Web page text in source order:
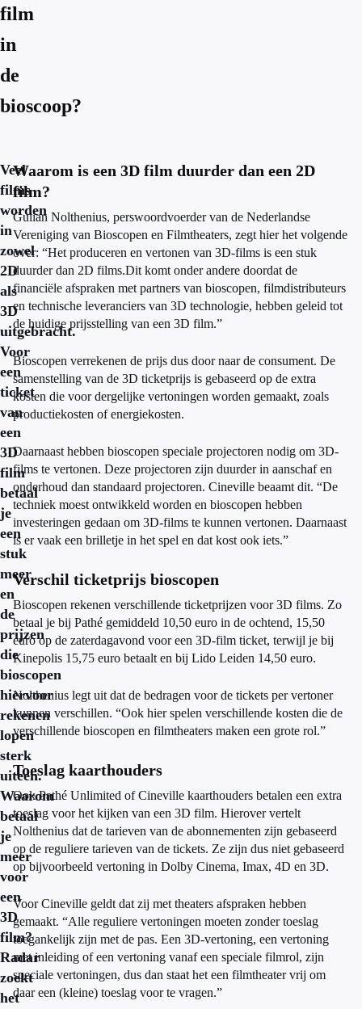
film
in
de
bioscoop?
Veel
films
worden
in
zowel
2D
als
3D
uitgebracht.
Voor
een
ticket
van
een
3D
film
betaal
je
een
stuk
meer
en
de
prijzen
die
bioscopen
hiervoor
rekenen
lopen
sterk
uiteen.
Waarom
betaal
je
meer
voor
een
3D
film?
Radar
zoekt
het
Waarom is een 3D film duurder dan een 2D
film?
Gulian Nolthenius, perswoordvoerder van de Nederlandse
Vereniging van Bioscopen en Filmtheaters, zegt hier het volgende
over: “Het produceren en vertonen van 3D-films is een stuk
duurder dan 2D films.Dit komt onder andere doordat de
financiële afspraken met partners van bioscopen, filmdistributeurs
en technische leveranciers van 3D technologie, hebben geleid tot
de huidige prijsstelling van een 3D film.”
Bioscopen verrekenen de prijs dus door naar de consument. De
samenstelling van de 3D ticketprijs is gebaseerd op de extra
kosten die voor dergelijke vertoningen worden gemaakt, zoals
productiekosten of energiekosten.
Daarnaast hebben bioscopen speciale projectoren nodig om 3D-
films te vertonen. Deze projectoren zijn duurder in aanschaf en
onderhoud dan standaard projectoren. Cineville beaamt dit. “De
techniek moest ontwikkeld worden en bioscopen hebben
investeringen gedaan om 3D-films te kunnen vertonen. Daarnaast
is er vaak een brilletje in het spel en dat kost ook iets.”
Verschil ticketprijs bioscopen
Bioscopen rekenen verschillende ticketprijzen voor 3D films. Zo
betaal je bij Pathé gemiddeld 10,50 euro in de ochtend, 15,50
euro op de zaterdagavond voor een 3D-film ticket, terwijl je bij
Kinepolis 15,75 euro betaalt en bij Lido Leiden 14,50 euro.
Nolthenius legt uit dat de bedragen voor de tickets per vertoner
kunnen verschillen. “Ook hier spelen verschillende kosten die de
verschillende bioscopen en filmtheaters maken een grote rol.”
Toeslag kaarthouders
Ook Pathé Unlimited of Cineville kaarthouders betalen een extra
toeslag voor het kijken van een 3D film. Hierover vertelt
Nolthenius dat de tarieven van de abonnementen zijn gebaseerd
op de reguliere tarieven van de tickets. Ze zijn dus niet gebaseerd
op bijvoorbeeld vertoning in Dolby Cinema, Imax, 4D en 3D.
Voor Cineville geldt dat zij met theaters afspraken hebben
gemaakt. “Alle reguliere vertoningen moeten zonder toeslag
toegankelijk zijn met de pas. Een 3D-vertoning, een vertoning
met inleiding of een vertoning vanaf een speciale filmrol, zijn
speciale vertoningen, dus dan staat het een filmtheater vrij om
daar een (kleine) toeslag voor te vragen.”